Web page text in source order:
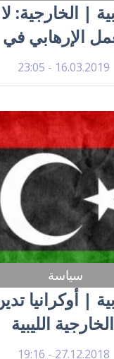
| الخارجية:
الإرهابي في
16.03.2019 - 23:05
سياسة
| أوكرانيا
الليبية
27.12.2018 - 19:16